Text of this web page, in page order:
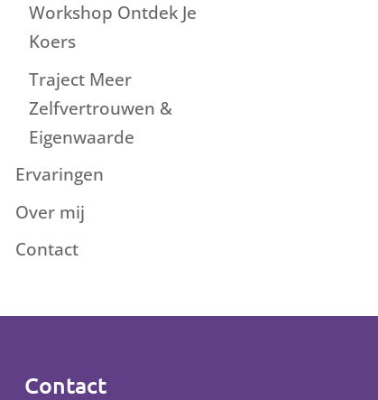
Workshop Ontdek Je
Koers
Traject Meer
Zelfvertrouwen &
Eigenwaarde
Ervaringen
Over mij
Contact
Contact